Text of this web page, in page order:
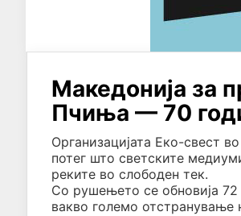
Македонија за
Пчиња — 70
Организацијата Еко-свест
потег што светските
реките во слободен тек.
Со рушењето се обновија 72
вакво големо отстранување